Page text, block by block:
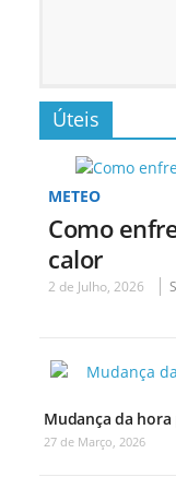
Úteis
METEO
Como
calor
2 de Julho, 2026
Mudança da
27 de Março, 2026